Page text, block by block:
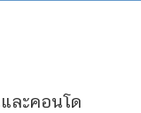
ละคอนโด